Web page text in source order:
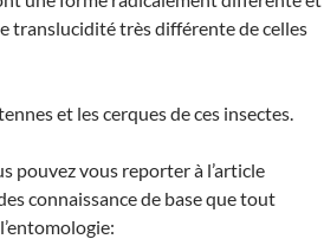
translucidité très différente de celles
et les cerques de ces insectes.
pouvez vous reporter à l’article
connaissance de base que tout